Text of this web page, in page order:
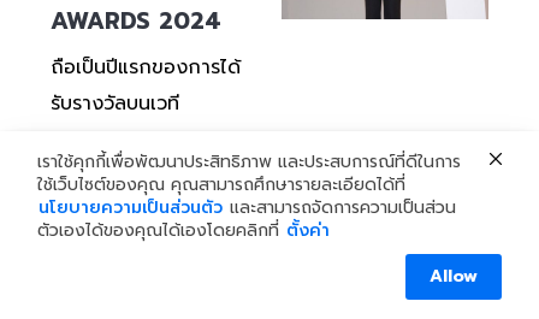
AWARDS 2024
ถือเป็นปีแรกของการได้
รับรางวัลบนเวที
2024 โดยไทย สมายล์
บัส ได้รับรางวัล “องค์กร
ความเป็นเลิศด้าน
เราใช้คุกกี้เพื่อพัฒนาประสิทธิภาพ และประสบการณ์ที่ดีในการ
ใช้เว็บไซต์ของคุณ คุณสามารถศึกษารายละเอียดได้ที่
นโยบายความเป็นส่วนตัว และสามารถจัดการความเป็นส่วน
ตัวเองได้ของคุณได้เองโดยคลิกที่ ตั้งค่า
Allow
สอบถามเพิ่มเติม
OPEN